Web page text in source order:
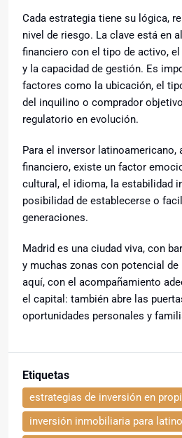
Cada estrategia tiene su lógica,
nivel de riesgo. La clave está en
financiero con el tipo de activo,
y la capacidad de gestión. Es
factores como la ubicación, el
del inquilino o comprador
regulatorio en evolución.
Para el inversor latinoamericano,
financiero, existe un factor
cultural, el idioma, la estabilidad
posibilidad de establecerse o
generaciones.
Madrid es una ciudad viva, con
y muchas zonas con potencial
aquí, con el acompañamiento
el capital: también abre las
oportunidades personales y
Etiquetas
estrategias de inversión en
inversión inmobiliaria para